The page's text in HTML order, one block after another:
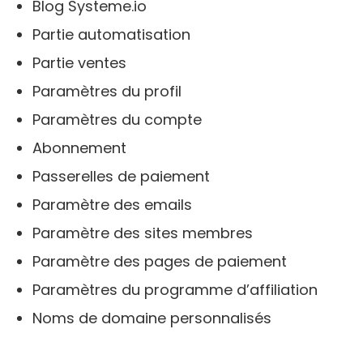
Blog Systeme.io
Partie automatisation
Partie ventes
Paramètres du profil
Paramètres du compte
Abonnement
Passerelles de paiement
Paramètre des emails
Paramètre des sites membres
Paramètre des pages de paiement
Paramètres du programme d’affiliation
Noms de domaine personnalisés